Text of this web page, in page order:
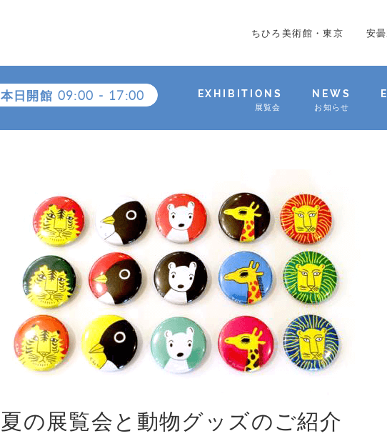
ちひろ美術館・東京 安
本日開館 09:00 - 17:00 EXHIBITIONS
展覧会
NEWS
お知らせ
夏の展覧会と動物グッズのご紹介